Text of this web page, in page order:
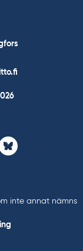
Bluesky
inte annat nämns